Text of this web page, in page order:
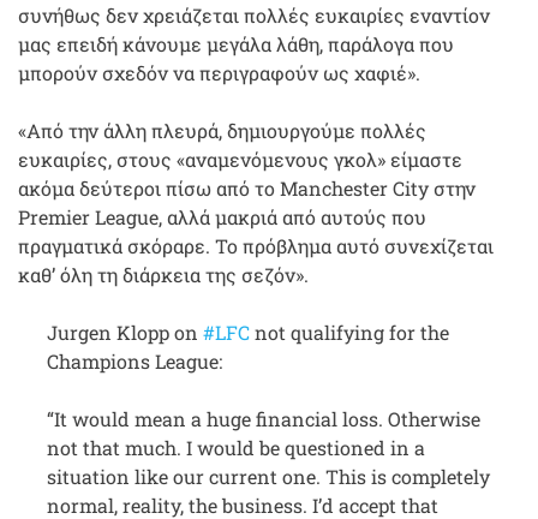
συνήθως δεν χρειάζεται πολλές ευκαιρίες εναντίον
μας επειδή κάνουμε μεγάλα λάθη, παράλογα που
μπορούν σχεδόν να περιγραφούν ως χαφιέ».
«Από την άλλη πλευρά, δημιουργούμε πολλές
ευκαιρίες, στους «αναμενόμενους γκολ» είμαστε
ακόμα δεύτεροι πίσω από το Manchester City στην
Premier League, αλλά μακριά από αυτούς που
πραγματικά σκόραρε. Το πρόβλημα αυτό συνεχίζεται
καθ’ όλη τη διάρκεια της σεζόν».
Jurgen Klopp on #LFCnot qualifying for the
Champions League:
“It would mean a huge financial loss. Otherwise
not that much. I would be questioned in a
situation like our current one. This is completely
normal, reality, the business. I’d accept that